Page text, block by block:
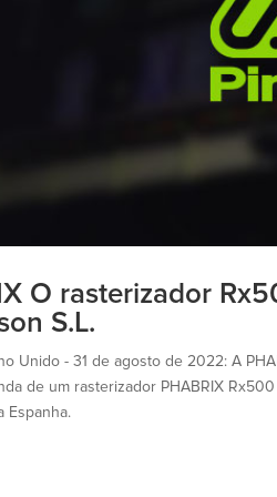
O rasterizador
S.L.
Unido - 31 de agosto de 2022: A
de um rasterizador PHABRIX
Espanha.